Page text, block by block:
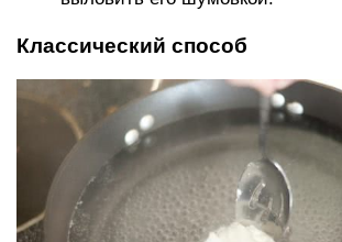
Классический способ